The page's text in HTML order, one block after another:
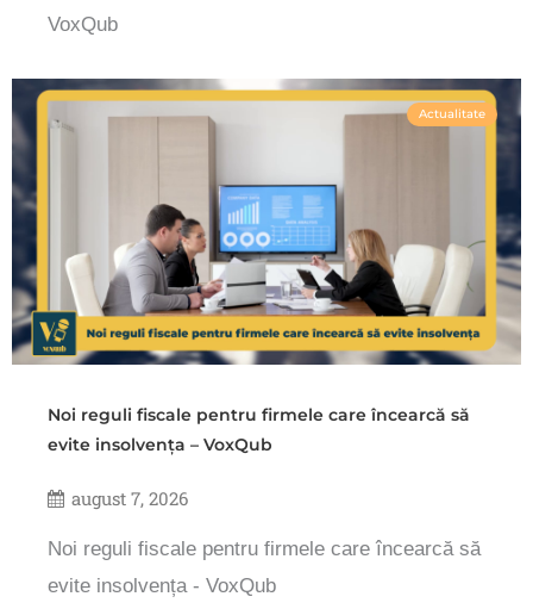
VoxQub
Actualitate
Noi reguli fiscale pentru firmele care încearcă să
evite insolvența – VoxQub
august 7, 2026
Noi reguli fiscale pentru firmele care încearcă să
evite insolvența - VoxQub